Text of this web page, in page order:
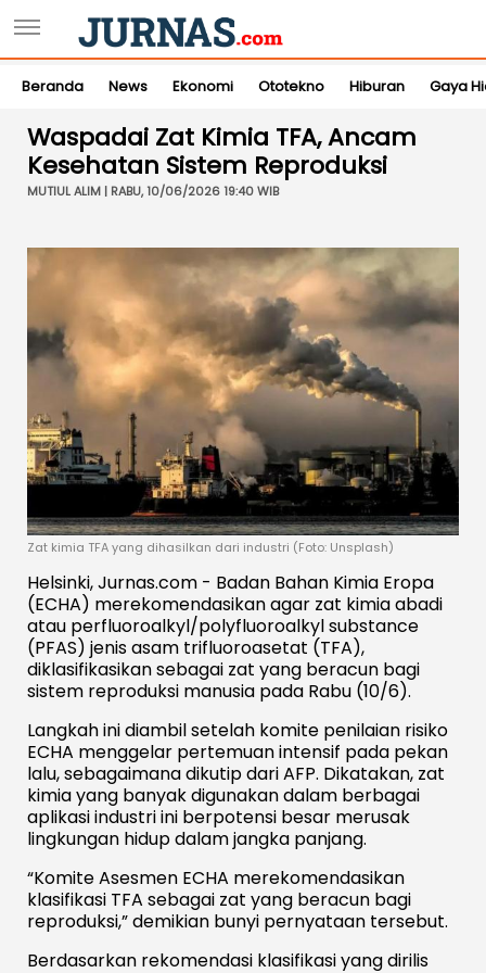
Beranda News Ekonomi Ototekno Hiburan Gaya
Waspadai Zat Kimia TFA, Ancam
Kesehatan Sistem Reproduksi
MUTIUL ALIM | RABU, 10/06/2026 19:40 WIB
Zat kimia TFA yang dihasilkan dari industri (Foto: Unsplash)
Helsinki, Jurnas.com - Badan Bahan Kimia Eropa
(ECHA) merekomendasikan agar zat kimia abadi
atau perfluoroalkyl/polyfluoroalkyl substance
(PFAS) jenis asam trifluoroasetat (TFA),
diklasifikasikan sebagai zat yang beracun bagi
sistem reproduksi manusia pada Rabu (10/6).
Langkah ini diambil setelah komite penilaian risiko
ECHA menggelar pertemuan intensif pada pekan
lalu, sebagaimana dikutip dari AFP. Dikatakan, zat
kimia yang banyak digunakan dalam berbagai
aplikasi industri ini berpotensi besar merusak
lingkungan hidup dalam jangka panjang.
“Komite Asesmen ECHA merekomendasikan
klasifikasi TFA sebagai zat yang beracun bagi
reproduksi,” demikian bunyi pernyataan tersebut.
Berdasarkan rekomendasi klasifikasi yang dirilis